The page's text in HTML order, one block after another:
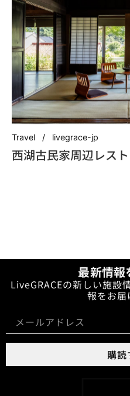
Travel livegrace-jp
西湖古民家周辺レス
最新情報
LiveGRACEの新しい施設
報をお届
購読